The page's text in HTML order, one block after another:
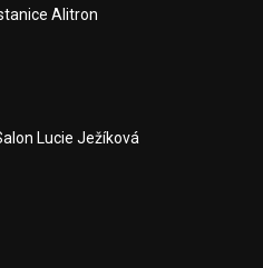
Alitron
Lucie Ježíková